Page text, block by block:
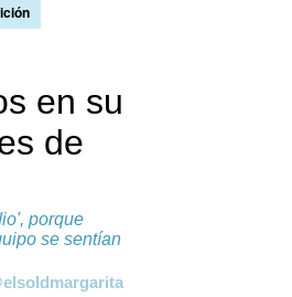
en su
de
porque
se sentían